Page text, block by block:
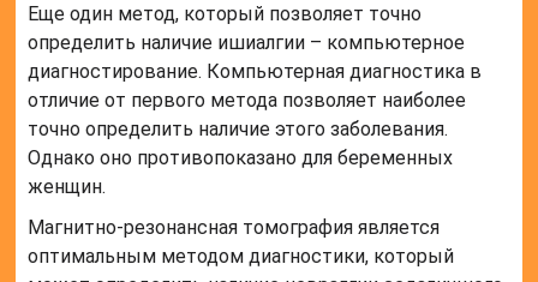
Еще один метод, который позволяет точно
определить наличие ишиалгии – компьютерное
диагностирование. Компьютерная диагностика в
отличие от первого метода позволяет наиболее
точно определить наличие этого заболевания.
Однако оно противопоказано для беременных
женщин.
Магнитно-резонансная томография является
оптимальным методом диагностики, который